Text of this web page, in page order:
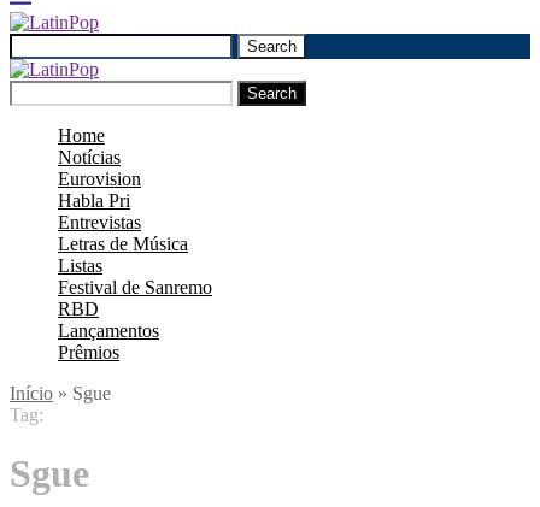
Search
Search
Home
Notícias
Eurovision
Habla Pri
Entrevistas
Letras de Música
Listas
Festival de Sanremo
RBD
Lançamentos
Prêmios
Início » Sgue
Tag:
Sgue